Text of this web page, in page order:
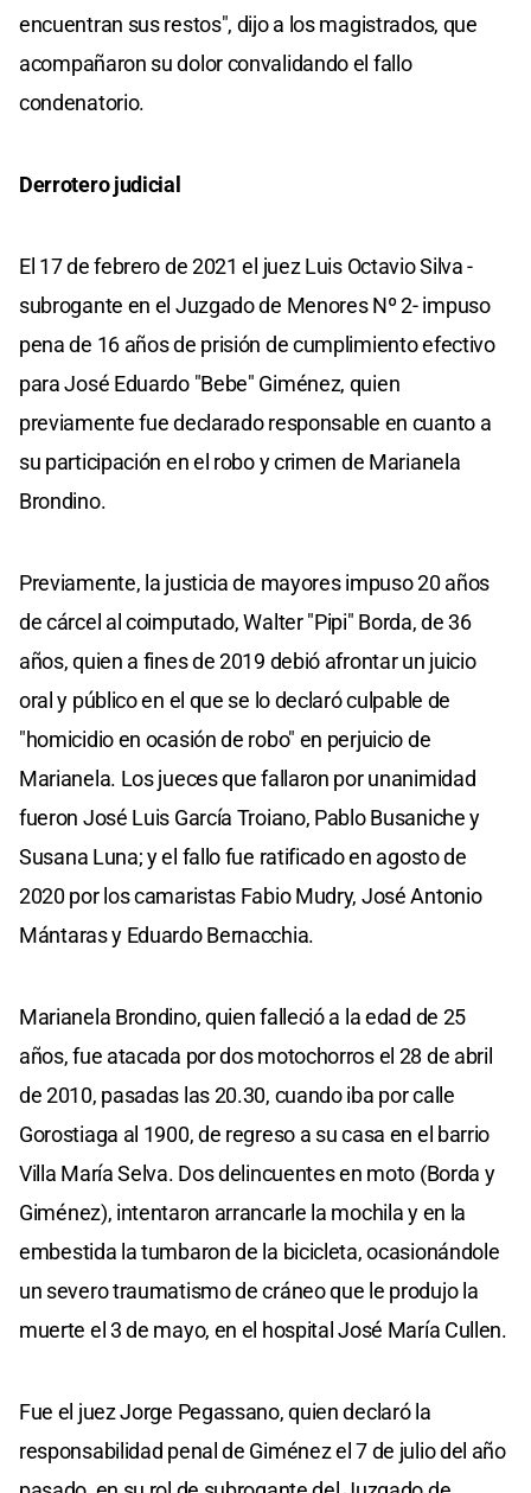
encuentran sus restos", dijo a los magistrados, que
acompañaron su dolor convalidando el fallo
condenatorio.
Derrotero judicial
El 17 de febrero de 2021 el juez Luis Octavio Silva -
subrogante en el Juzgado de Menores Nº 2- impuso
pena de 16 años de prisión de cumplimiento efectivo
para José Eduardo "Bebe" Giménez, quien
previamente fue declarado responsable en cuanto a
su participación en el robo y crimen de Marianela
Brondino.
Previamente, la justicia de mayores impuso 20 años
de cárcel al coimputado, Walter "Pipi" Borda, de 36
años, quien a fines de 2019 debió afrontar un juicio
oral y público en el que se lo declaró culpable de
"homicidio en ocasión de robo" en perjuicio de
Marianela. Los jueces que fallaron por unanimidad
fueron José Luis García Troiano, Pablo Busaniche y
Susana Luna; y el fallo fue ratificado en agosto de
2020 por los camaristas Fabio Mudry, José Antonio
Mántaras y Eduardo Bernacchia.
Marianela Brondino, quien falleció a la edad de 25
años, fue atacada por dos motochorros el 28 de abril
de 2010, pasadas las 20.30, cuando iba por calle
Gorostiaga al 1900, de regreso a su casa en el barrio
Villa María Selva. Dos delincuentes en moto (Borda y
Giménez), intentaron arrancarle la mochila y en la
embestida la tumbaron de la bicicleta, ocasionándole
un severo traumatismo de cráneo que le produjo la
muerte el 3 de mayo, en el hospital José María Cullen.
Fue el juez Jorge Pegassano, quien declaró la
responsabilidad penal de Giménez el 7 de julio del año